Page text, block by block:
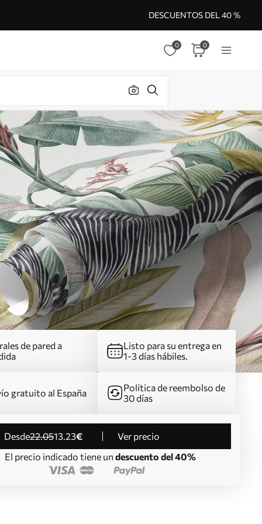
DESCUENTOS DEL 40 %
0 0
de pared a
Listo para su entrega en
1-3 días hábiles.
gratuito al España
Política de reembolso de
30 días
desde22.0513.23€
Ver precio
El precio indicado tiene un descuento del 40%